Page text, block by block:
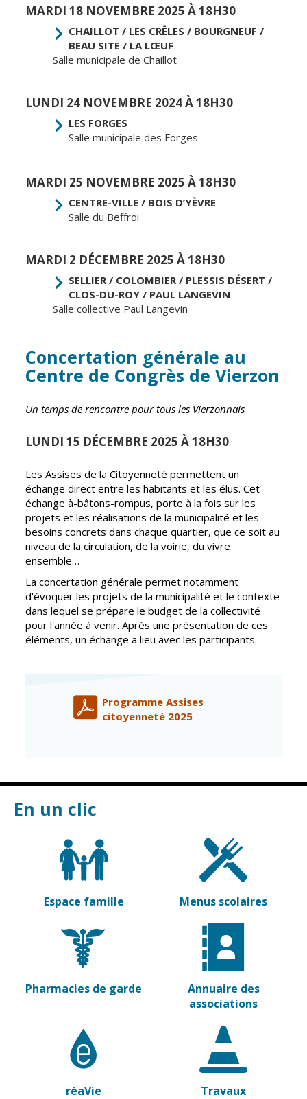
Restauration
solidarité
d'administration
Accueil de jour
Autonomie
seniors
Santé
Contrat local
de santé
de soins
Pharmacies de
Sport
Culture
Espace
Maurice
Rollinat
Décale
Estivales
Conservatoire
Médiathèque
Musée
Not'île
Vierzon
Archives du
vendredi
Sports
Piscine Charles
Moreira
sportifs
Associations
Annuaire des
associations
Environnement
Propreté et
déchets
Espaces verts
Réglementation
Transports
Tranquillité
Gare de Vierzon
citoyenneté
Conseils de
quartiers
Conseil
municipal
d'enfants
Conseil citoyen
MARDI 18 NOVEMBRE 2025 À 18H30
CHAILLOT / LES CRÊLES / BOURGNEUF /
BEAU SITE / LA LŒUF
Salle municipale de Chaillot
LUNDI 24 NOVEMBRE 2024 À 18H30
LES FORGES
Salle municipale des Forges
MARDI 25 NOVEMBRE 2025 À 18H30
CENTRE-VILLE / BOIS D’YÈVRE
Salle du Beffroi
MARDI 2 DÉCEMBRE 2025 À 18H30
SELLIER / COLOMBIER / PLESSIS DÉSERT /
CLOS-DU-ROY / PAUL LANGEVIN
Salle collective Paul Langevin
Concertation générale au
Centre de Congrès de Vierzon
Un temps de rencontre pour tous les Vierzonnais
LUNDI 15 DÉCEMBRE 2025 À 18H30
Les Assises de la Citoyenneté permettent un
échange direct entre les habitants et les élus. Cet
échange à-bâtons-rompus, porte à la fois sur les
projets et les réalisations de la municipalité et les
besoins concrets dans chaque quartier, que ce soit au
niveau de la circulation, de la voirie, du vivre
ensemble…
La concertation générale permet notamment
d'évoquer les projets de la municipalité et le contexte
dans lequel se prépare le budget de la collectivité
pour l'année à venir. Après une présentation de ces
éléments, un échange a lieu avec les participants.
Programme Assises
citoyenneté 2025
En un clic
Espace famille Menus scolaires
Pharmacies de garde
Annuaire des
associations
réaVie Travaux